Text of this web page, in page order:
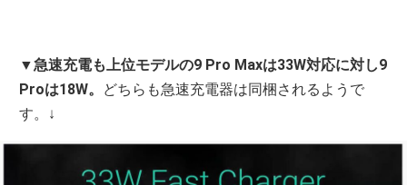
▼急速充電も上位モデルの9 Pro Maxは33W対応に対し9
Proは18W。 どちらも急速充電器は同梱されるようで
す。↓